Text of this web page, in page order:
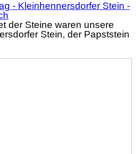
- Kleinhennersdorfer Stein -
der Steine waren unsere
Stein, der Papststein